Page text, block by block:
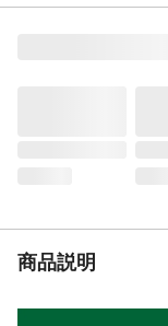
商品説明